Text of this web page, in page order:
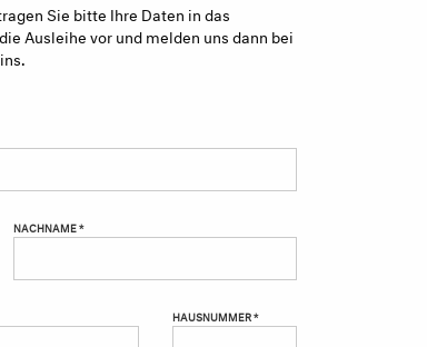
Sie bitte Ihre Daten in das
Ausleihe vor und melden uns dann bei
NACHNAME *
HAUSNUMMER *